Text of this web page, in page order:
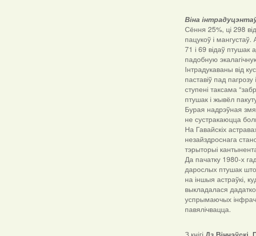
Віна
Сёння 25%, ці 298
пацукоў і
71 і 69 відаў птушак
падобную
Інтрадукаваны від
паставіў пад
ступені таксама
птушак і жывёл
Бурая надрэўная
не сустракаюцца
На Гавайскіх
незайздроснага
тэрыторыі
Да пачатку 1980-х
дарослых птушак
на іншыя астраўкі,
выкладалася
успрымаючых
павялічвацца.